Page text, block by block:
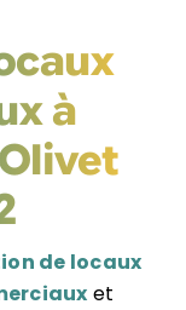
à
de locaux
et